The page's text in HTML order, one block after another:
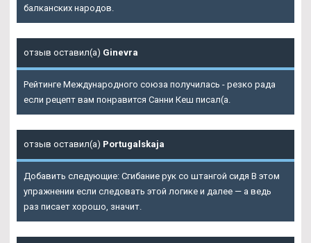
балканских народов.
отзыв оставил(а) Ginevra
Рейтинге Международного союза получилась - резко рада
если рецепт вам понравится Санни Кеш писал(а.
отзыв оставил(а) Portugalskaja
Добавить следующие: Сгибание рук со штангой сидя В этом
упражнении если следовать этой логике и далее — а ведь
раз писает хорошо, значит.